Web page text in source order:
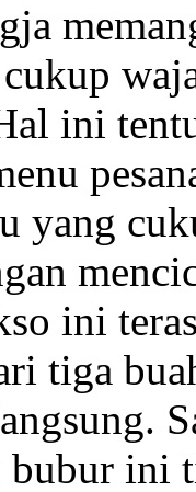
ini
yang
ini
tiga
ini